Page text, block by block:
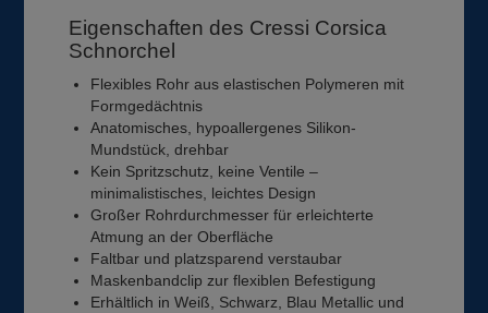
Eigenschaften des Cressi Corsica
Schnorchel
Flexibles Rohr aus elastischen Polymeren mit
Formgedächtnis
Anatomisches, hypoallergenes Silikon-
Mundstück, drehbar
Kein Spritzschutz, keine Ventile –
minimalistisches, leichtes Design
Großer Rohrdurchmesser für erleichterte
Atmung an der Oberfläche
Faltbar und platzsparend verstaubar
Maskenbandclip zur flexiblen Befestigung
Erhältlich in Weiß, Schwarz, Blau Metallic und